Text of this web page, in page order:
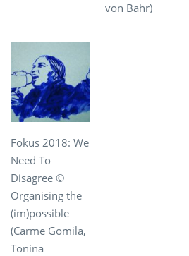
von Bahr)
Fokus 2018: We
Need To
Disagree ©
Organising the
(im)possible
(Carme Gomila,
Tonina